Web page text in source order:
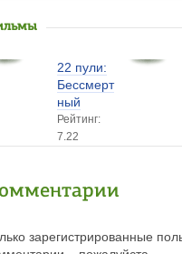
22 пули:
Бессмерт
ный
Рейтинг:
7.22
зарегистрированные